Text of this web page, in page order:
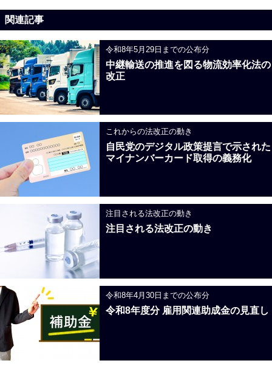
関連記事
令和8年5月29日までの公布分
中継輸送の推進を図る物流効率化法の
改正
これからの法改正の動き
自民党のデジタル政策提言で示された
マイナンバーカード取得の義務化
注目される法改正の動き
注目される法改正の動き
令和8年4月30日までの公布分
令和8年度分 雇用関連助成金の見直し